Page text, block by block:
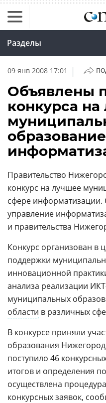
Разделы
09 янв 2008 17:01 |
Объявлены
конкурса
Правительство
конкурс на лучшее
сфере
управление
и правительства
Конкурс организован в
поддержки
инновационной
анализа реализации
муниципальных
области в различных
В конкурсе приняли
образования
поступило 46
итогов и определения
осуществлена
конкурсных заявок,